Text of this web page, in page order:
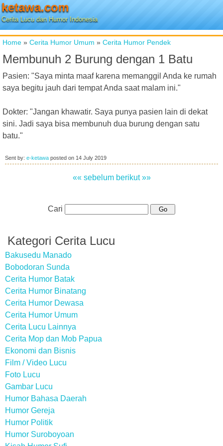
ketawa.com
Cerita Lucu dan Humor Indonesia
Home » Cerita Humor Umum » Cerita Humor Pendek
Membunuh 2 Burung dengan 1 Batu
Pasien: "Saya minta maaf karena memanggil Anda ke rumah
saya begitu jauh dari tempat Anda saat malam ini."
Dokter: "Jangan khawatir. Saya punya pasien lain di dekat
sini. Jadi saya bisa membunuh dua burung dengan satu
batu."
Sent by: e-ketawa posted on 14 July 2019
«« sebelum berikut »»
Cari
Kategori Cerita Lucu
Bakusedu Manado
Bobodoran Sunda
Cerita Humor Batak
Cerita Humor Binatang
Cerita Humor Dewasa
Cerita Humor Umum
Cerita Lucu Lainnya
Cerita Mop dan Mob Papua
Ekonomi dan Bisnis
Film / Video Lucu
Foto Lucu
Gambar Lucu
Humor Bahasa Daerah
Humor Gereja
Humor Politik
Humor Suroboyoan